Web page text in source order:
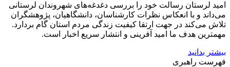
امید لرستان رسالت خود را بررسی دغدغه‌های شهروندان لرستانی
می‌داند و با انعکاس نظرات کارشناسان، دانشگاهیان، پژوهشگران
تلاش می‌کند در جهت ارتقا کیفیت زندگی مردم استان گام بردارد.
مهمترین هدف ما امید آفرینی و انتشار سریع اخبار است.
بیشتر بدانید
فهرست راهبری